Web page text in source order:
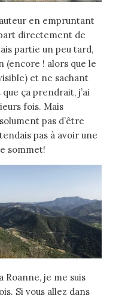
en empruntant
directement de
partie un peu tard,
(encore ! alors que le
et ne sachant
ça prendrait, j’ai
fois. Mais
pas d’être
pas à avoir une
sommet!
Roanne, je me suis
Si vous allez dans